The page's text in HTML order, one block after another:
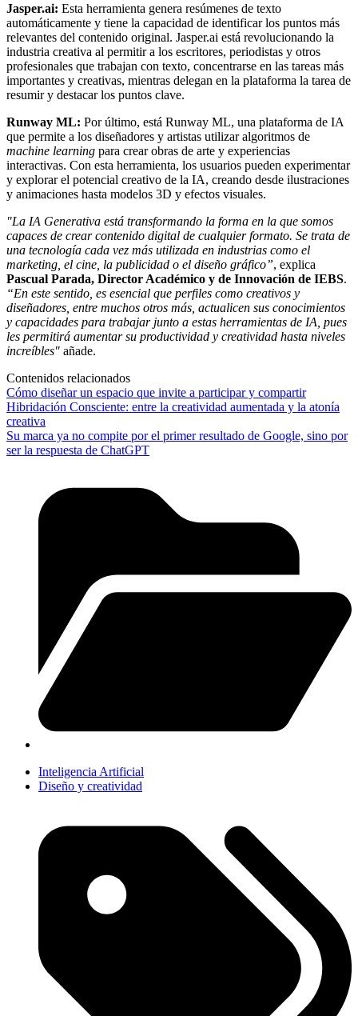
Jasper.ai: Esta herramienta genera resúmenes de texto
automáticamente y tiene la capacidad de identificar los puntos más
relevantes del contenido original. Jasper.ai está revolucionando la
industria creativa al permitir a los escritores, periodistas y otros
profesionales que trabajan con texto, concentrarse en las tareas más
importantes y creativas, mientras delegan en la plataforma la tarea de
resumir y destacar los puntos clave.
Runway ML: Por último, está Runway ML, una plataforma de IA
que permite a los diseñadores y artistas utilizar algoritmos de
machine learning para crear obras de arte y experiencias
interactivas. Con esta herramienta, los usuarios pueden experimentar
y explorar el potencial creativo de la IA, creando desde ilustraciones
y animaciones hasta modelos 3D y efectos visuales.
"La IA Generativa está transformando la forma en la que somos
capaces de crear contenido digital de cualquier formato. Se trata de
una tecnología cada vez más utilizada en industrias como el
marketing, el cine, la publicidad o el diseño gráfico”, explica
Pascual Parada, Director Académico y de Innovación de IEBS.
“En este sentido, es esencial que perfiles como creativos y
diseñadores, entre muchos otros más, actualicen sus conocimientos
y capacidades para trabajar junto a estas herramientas de IA, pues
les permitirá aumentar su productividad y creatividad hasta niveles
increíbles" añade.
Contenidos relacionados
Cómo diseñar un espacio que invite a participar y compartir
Hibridación Consciente: entre la creatividad aumentada y la atonía
creativa
Su marca ya no compite por el primer resultado de Google, sino por
ser la respuesta de ChatGPT
Inteligencia Artificial
Diseño y creatividad